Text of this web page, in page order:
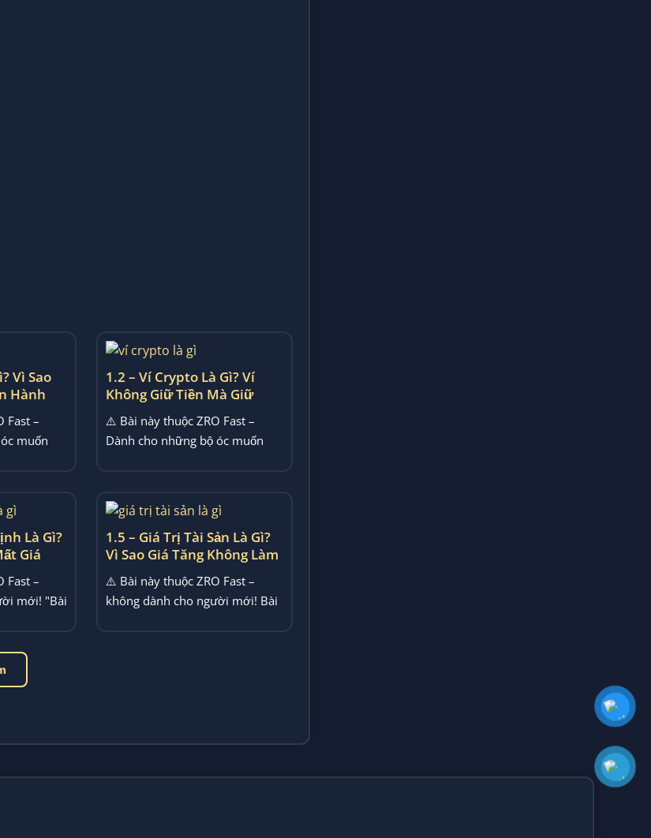
Vì Sao
Hành
Fast –
muốn
1.2 – Ví Crypto Là Gì? Ví
Không Giữ Tiền Mà Giữ
⚠️ Bài này thuộc ZRO Fast –
Dành cho những bộ óc muốn
Là Gì?
Giá
Fast –
mới! "Bài
1.5 – Giá Trị Tài Sản Là Gì?
Vì Sao Giá Tăng Không Làm
⚠️ Bài này thuộc ZRO Fast –
không dành cho người mới! Bài